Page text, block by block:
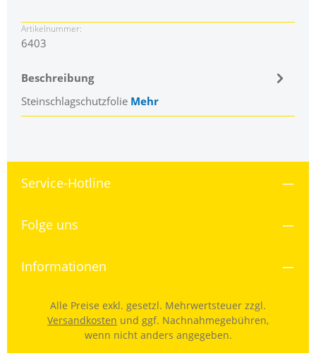
Artikelnummer:
6403
Beschreibung
Steinschlagschutzfolie Mehr
Service-Hotline
Folge uns
Informationen
Alle Preise exkl. gesetzl. Mehrwertsteuer zzgl.
Versandkosten und ggf. Nachnahmegebühren,
wenn nicht anders angegeben.